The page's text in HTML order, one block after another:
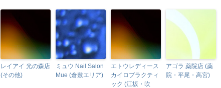
レイアイ 光の森店
(その他)
ミュウ Nail Salon
Mue (倉敷エリア)
エトウレディース
カイロプラクティ
ック (江坂・吹
アゴラ 薬院店 (薬
院・平尾・高宮)